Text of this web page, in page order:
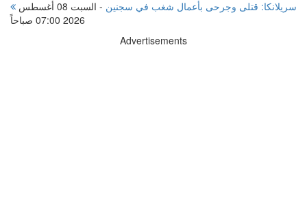
سريلانكا: قتلى وجرحى بأعمال شغب في سجنين -
السبت 08 أغسطس
2026 07:00 صباحاً
Advertisements